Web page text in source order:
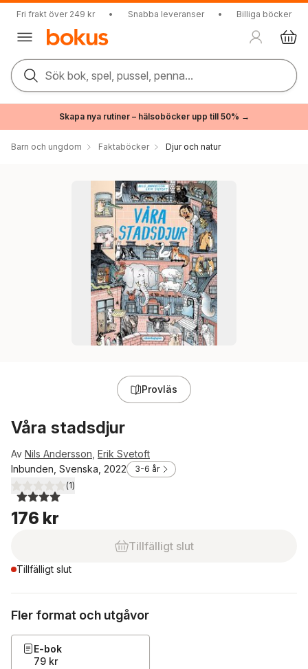
Fri frakt över 249 kr • Snabba leveranser • Billiga böcker
Sök bok, spel, pussel, penna...
Skapa nya rutiner – hälsoböcker upp till 50% →
Barn och ungdom Faktaböcker Djur och natur
Provläs
Våra stadsdjur
Av Nils Andersson Erik Svetoft
Inbunden, Svenska, 2022
3-6 år
4,0utav 5 stjärnor. Totalt antal röster:
(1)
176 kr
Tillfälligt slut
Tillfälligt slut
Fler format och utgåvor
E-bok
79 kr